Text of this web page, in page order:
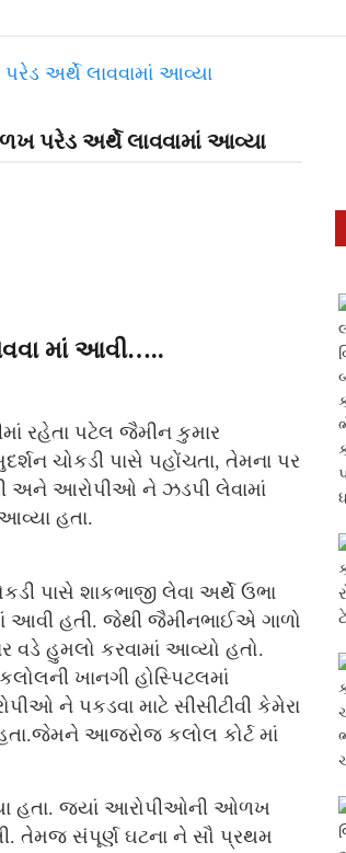
પરેડ અર્થે લાવવામાં આવ્યા
માં આવી…..
રહેતા પટેલ જૈમીન કુમાર
ચોકડી પાસે પહોંચતા, તેમના પર
અને આરોપીઓ ને ઝડપી લેવામાં
હતા.
પાસે શાકભાજી લેવા અર્થે ઉભા
આવી હતી. જેથી જૈમીનભાઈએ ગાળો
વડે હુમલો કરવામાં આવ્યો હતો.
ખાનગી હોસ્પિટલમાં
ને પકડવા માટે સીસીટીવી કેમેરા
આજરોજ કલોલ કોર્ટ માં
હતા. જ્યાં આરોપીઓની ઓળખ
તેમજ સંપૂર્ણ ઘટના ને સૌ પ્રથમ